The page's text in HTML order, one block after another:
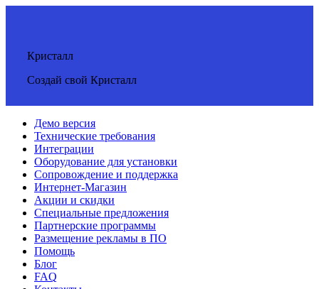
Кристалл
Создай свой Кристалл
Демо версия
Технические требования
Интеграции
Оборудование для установки
Сопровождение и поддержка
Интернет-Магазин
Акции и скидки
Специальные предложения
Партнерские программы
Размещение рекламы в ПО
Помощь
Блог
FAQ